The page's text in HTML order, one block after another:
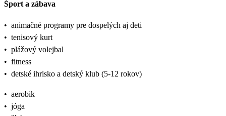
Šport a zábava
• animačné programy pre dospelých aj deti
• tenisový kurt
• plážový volejbal
• fitness
• detské ihrisko a detský klub (5-12 rokov)
• aerobik
• jóga